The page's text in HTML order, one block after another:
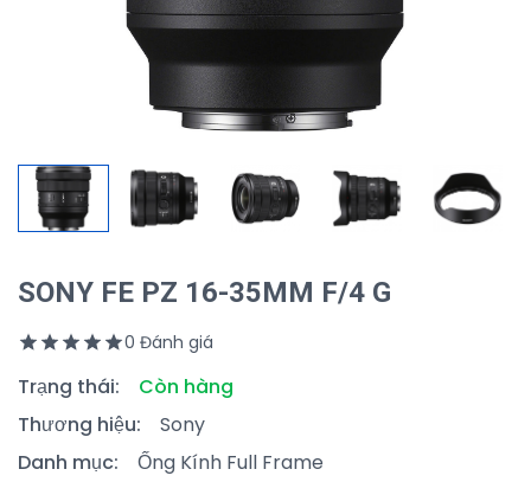
SONY FE PZ 16-35MM F/4 G
0 Đánh giá
Trạng thái:
Còn hàng
Thương hiệu:
Sony
Danh mục:
Ống Kính Full Frame